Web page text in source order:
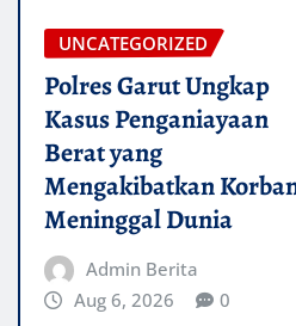
UNCATEGORIZED
Polres Garut Ungkap
Kasus Penganiayaan
Berat yang
Mengakibatkan
Meninggal Dunia
Admin Berita
Aug 6, 2026
0